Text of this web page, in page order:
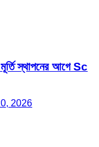
স্থাপনের আগে Sc
2026